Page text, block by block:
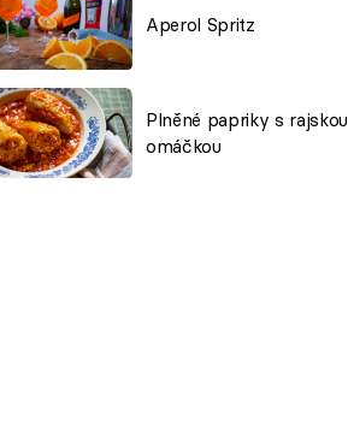
Aperol Spritz
Plněné papriky s rajskou
omáčkou